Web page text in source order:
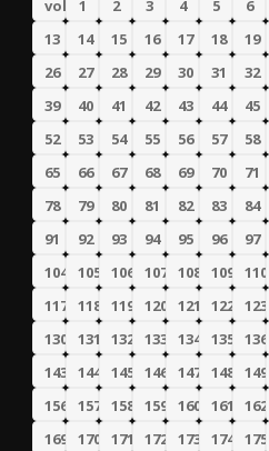
volver
1 2 3 4 5 6
13
14 15 16 17 18 19
26
27 28 29 30 31 32
39
40 41 42 43 44 45
52
53 54 55 56 57 58
65
66 67 68 69 70 71
78
79 80 81 82 83 84
91
92 93 94 95 96 97
104
105 106 107 108 109 110
117
118 119 120 121 122 123
130
131 132 133 134 135 136
143
144 145 146 147 148 149
156
157 158 159 160 161 162
169
170 171 172 173 174 175